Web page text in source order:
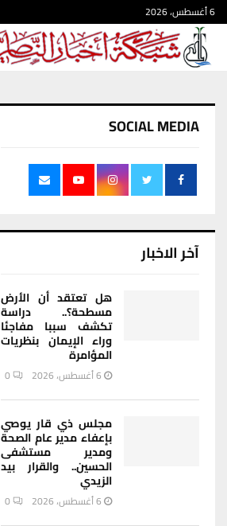
6 أغسطس، 2026
SOCIAL MEDIA
آخر الاخبار
هل تعتقد أن الأرض
مسطحة؟.. دراسة
تكشف سببا مفاجئا
وراء الإيمان بنظريات
المؤامرة
6 أغسطس، 2026 0
مجلس ذي قار يوصي
بإعفاء مدير عام الصحة
ومدير مستشفى
الحسين.. والقرار بيد
الزيدي
6 أغسطس، 2026 0